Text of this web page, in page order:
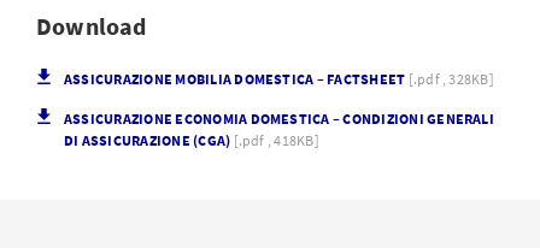
Download
ASSICURAZIONE MOBILIA DOMESTICA – FACTSHEET [.pdf , 328KB]
ASSICURAZIONE ECONOMIA DOMESTICA – CONDIZIONI GENERALI
DI ASSICURAZIONE (CGA) [.pdf , 418KB]